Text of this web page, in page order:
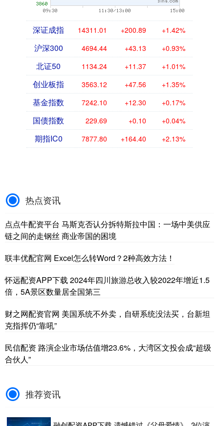
深证成指 14311.01 +200.89 +1.42%
沪深300 4694.44 +43.13 +0.93%
北证50 1134.24 +11.37 +1.01%
创业板指 3563.12 +47.56 +1.35%
基金指数 7242.10 +12.30 +0.17%
国债指数 229.69 +0.10 +0.04%
期指IC0 7877.80 +164.40 +2.13%
热点资讯
点点牛配资平台 马斯克否认分拆特斯拉中国：一场中美供应
链之间的走钢丝 商业帝国的困境
联丰优配官网 Excel怎么转Word？2种高效方法！
怀远配资APP下载 2024年四川旅游总收入较2022年增近1.5
倍，5A景区数量居全国第三
财之网配资官网 美国系统不外卖，自研系统没法买，台新坦
克指挥仍“靠吼”
民信配资 路演企业市场估值增23.6%，大湾区文投会成“超级
合伙人”
推荐资讯